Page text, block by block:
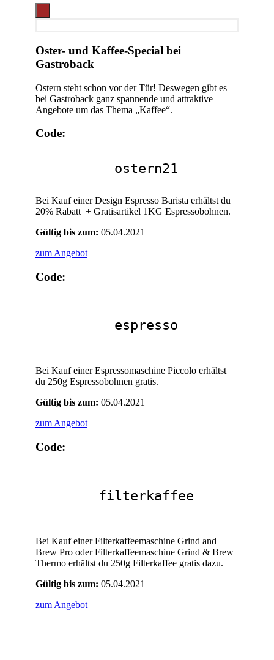
Oster- und Kaffee-Special bei
Gastroback
Ostern steht schon vor der Tür! Deswegen gibt es
bei Gastroback ganz spannende und attraktive
Angebote um das Thema „Kaffee“.
Code:
ostern21
Bei Kauf einer Design Espresso Barista erhältst du
20% Rabatt + Gratisartikel 1KG Espressobohnen.
Gültig bis zum: 05.04.2021
zum Angebot
Code:
espresso
Bei Kauf einer Espressomaschine Piccolo erhältst
du 250g Espressobohnen gratis.
Gültig bis zum: 05.04.2021
zum Angebot
Code:
filterkaffee
Bei Kauf einer Filterkaffeemaschine Grind and
Brew Pro oder Filterkaffeemaschine Grind & Brew
Thermo erhältst du 250g Filterkaffee gratis dazu.
Gültig bis zum: 05.04.2021
zum Angebot